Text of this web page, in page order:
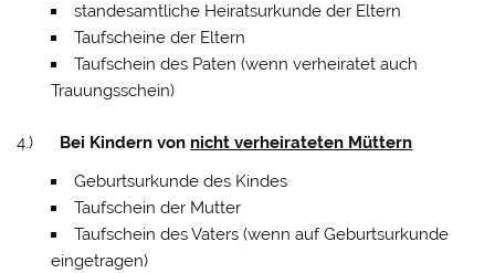
standesamtliche Heiratsurkunde der Eltern
Taufscheine der Eltern
Taufschein des Paten (wenn verheiratet auch
Trauungsschein)
4.) Bei Kindern von nicht verheirateten Müttern
Geburtsurkunde des Kindes
Taufschein der Mutter
Taufschein des Vaters (wenn auf Geburtsurkunde
eingetragen)